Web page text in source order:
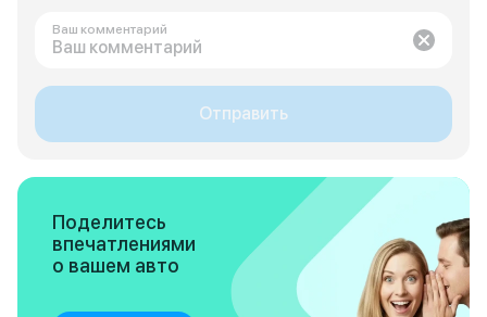
Ваш комментарий
Отправить
Поделитесь
впечатлениями
о вашем авто